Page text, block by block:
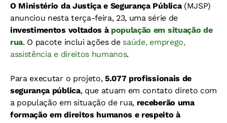
O Ministério da Justiça e Segurança Pública(MJSP)
anunciou nesta terça-feira, 23, uma série de
investimentos voltados à população em situação de
rua. O pacote inclui ações de saúde, emprego,
assistência e direitos humanos.
Para executar o projeto, 5.077 profissionais de
segurança pública, que atuam em contato direto com
a população em situação de rua, receberão uma
formação em direitos humanos e respeito à